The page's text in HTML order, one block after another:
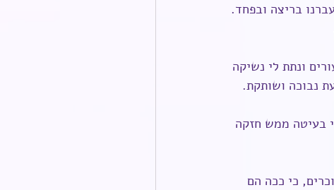
בריצה ובפחד.
ונתת לי נשיקה
נבוכה ושותקת.
בעיטה ממש חזקה
כי ככה הם